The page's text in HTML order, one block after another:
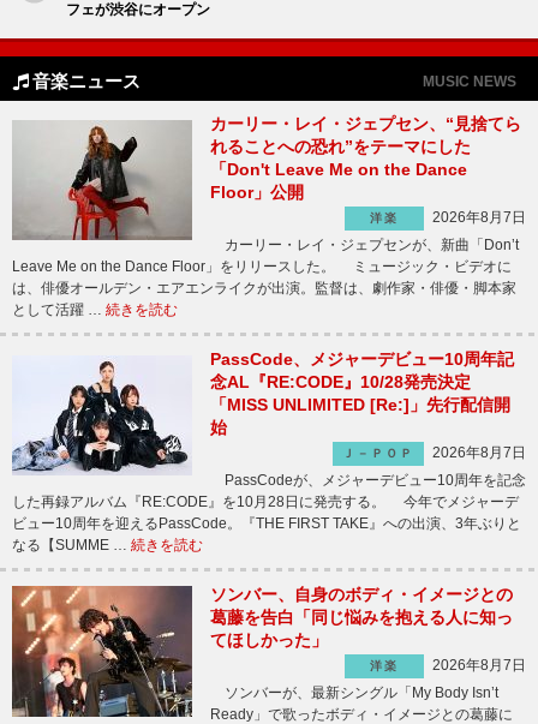
フェが渋谷にオープン
音楽ニュース MUSIC NEWS
カーリー・レイ・ジェプセン、“見捨てら
れることへの恐れ”をテーマにした
「Don't Leave Me on the Dance
Floor」公開
洋楽
2026年8月7日
カーリー・レイ・ジェプセンが、新曲「Don’t
Leave Me on the Dance Floor」をリリースした。 ミュージック・ビデオに
は、俳優オールデン・エアエンライクが出演。監督は、劇作家・俳優・脚本家
として活躍 … 続きを読む
PassCode、メジャーデビュー10周年記
念AL『RE:CODE』10/28発売決定
「MISS UNLIMITED [Re:]」先行配信開
始
Ｊ－ＰＯＰ
2026年8月7日
PassCodeが、メジャーデビュー10周年を記念
した再録アルバム『RE:CODE』を10月28日に発売する。 今年でメジャーデ
ビュー10周年を迎えるPassCode。『THE FIRST TAKE』への出演、3年ぶりと
なる【SUMME … 続きを読む
ソンバー、自身のボディ・イメージとの
葛藤を告白「同じ悩みを抱える人に知っ
てほしかった」
洋楽
2026年8月7日
ソンバーが、最新シングル「My Body Isn’t
Ready」で歌ったボディ・イメージとの葛藤に